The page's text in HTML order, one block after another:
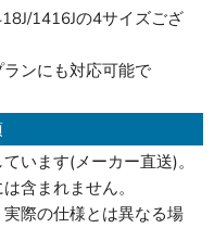
1416Jの4サイズござ
ンにも対応可能で
ています(メーカー直送)。
含まれません。
際の仕様とは異なる場